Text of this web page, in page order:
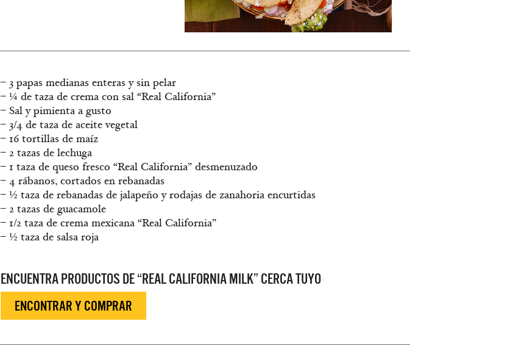
– 3 papas medianas enteras y sin pelar
– ¼ de taza de crema con sal “Real California”
– Sal y pimienta a gusto
– 3/4 de taza de aceite vegetal
– 16 tortillas de maíz
– 2 tazas de lechuga
– 1 taza de queso fresco “Real California” desmenuzado
– 4 rábanos, cortados en rebanadas
– ½ taza de rebanadas de jalapeño y rodajas de zanahoria encurtidas
– 2 tazas de guacamole
– 1/2 taza de crema mexicana “Real California”
– ½ taza de salsa roja
ENCUENTRA PRODUCTOS DE “REAL CALIFORNIA MILK” CERCA TUYO
ENCONTRAR Y COMPRAR